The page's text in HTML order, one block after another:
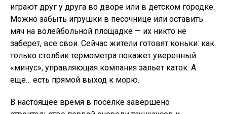
играют друг у друга во дворе или в детском городке.
Можно забыть игрушки в песочнице или оставить
мяч на волейбольной площадке — их никто не
заберет, все свои. Сейчас жители готовят коньки: как
только столбик термометра покажет уверенный
«минус», управляющая компания зальет каток. А
еще… есть прямой выход к морю.
В настоящее время в поселке завершено